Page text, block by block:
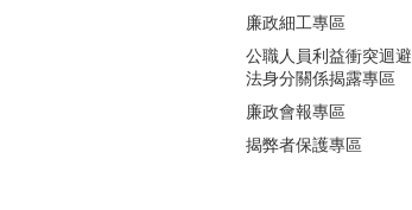
廉政細工專區
公職人員利益衝突迴避
法身分關係揭露專區
廉政會報專區
揭弊者保護專區